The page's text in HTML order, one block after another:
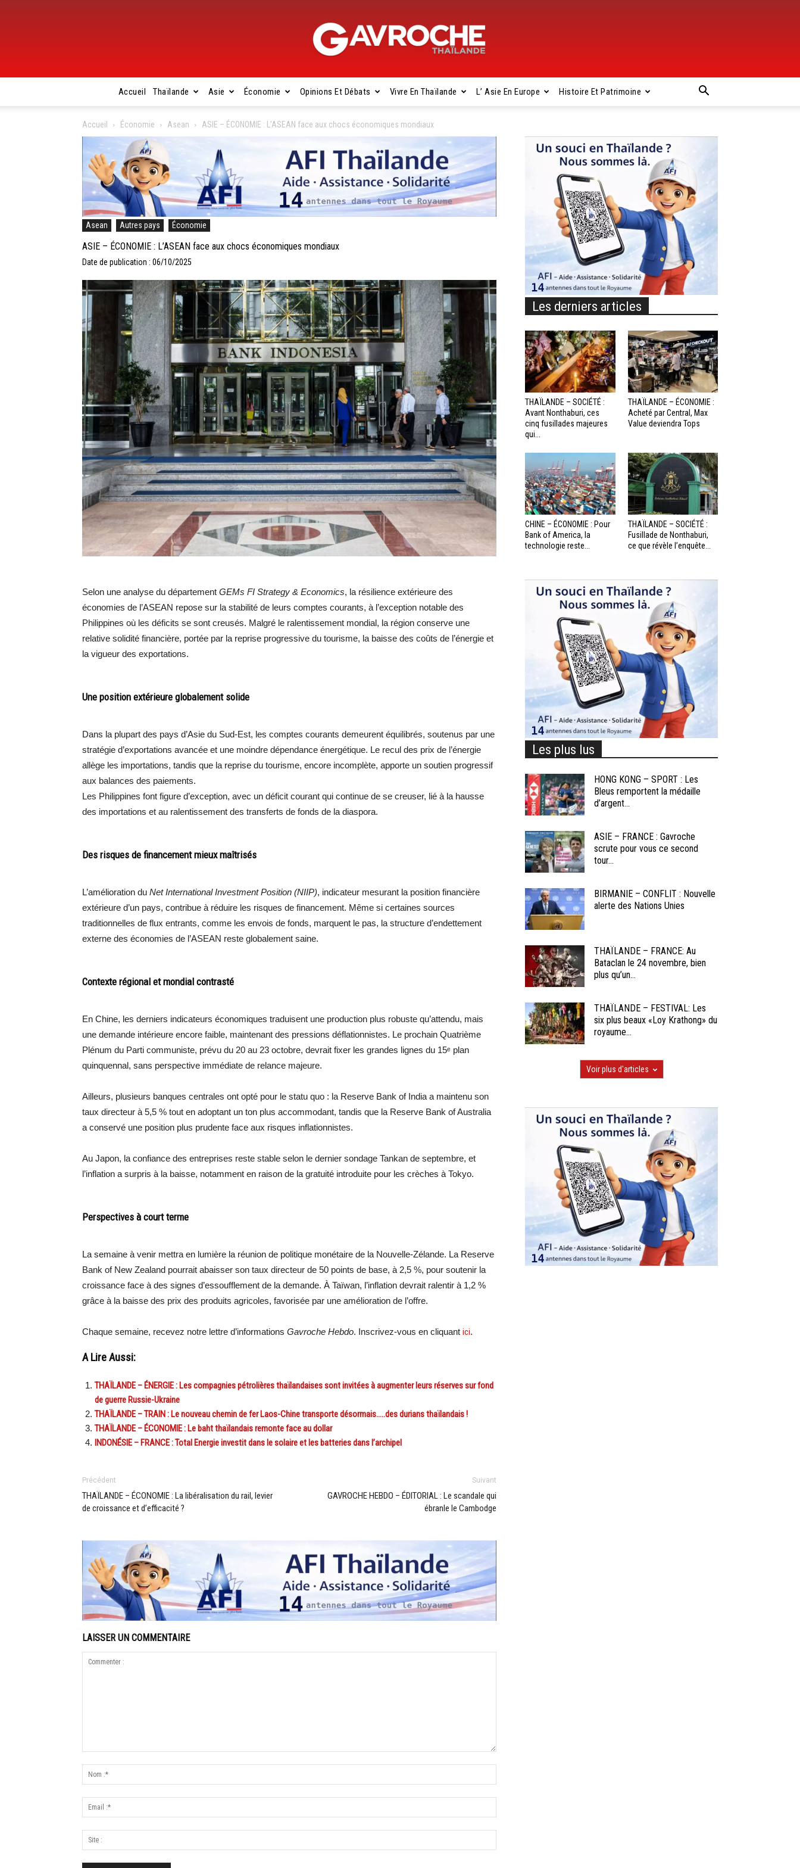
Gavroche
Thaïlande
Accueil Thaïlande Asie Économie Opinions Et Débats Vivre En Thaïlande L’ Asie En Europe Histoire Et Patrimoine
Accueil Économie Asean ASIE – ÉCONOMIE : L’ASEAN face aux chocs économiques mondiaux
Asean Autres pays Économie
ASIE – ÉCONOMIE : L’ASEAN face aux chocs économiques mondiaux
Date de publication : 06/10/2025
Selon une analyse du département GEMs FI Strategy & Economics, la résilience extérieure des
économies de l’ASEAN repose sur la stabilité de leurs comptes courants, à l’exception notable des
Philippines où les déficits se sont creusés. Malgré le ralentissement mondial, la région conserve une
relative solidité financière, portée par la reprise progressive du tourisme, la baisse des coûts de l’énergie et
la vigueur des exportations.
Une position extérieure globalement solide
Dans la plupart des pays d’Asie du Sud-Est, les comptes courants demeurent équilibrés, soutenus par une
stratégie d’exportations avancée et une moindre dépendance énergétique. Le recul des prix de l’énergie
allège les importations, tandis que la reprise du tourisme, encore incomplète, apporte un soutien progressif
aux balances des paiements.
Les Philippines font figure d’exception, avec un déficit courant qui continue de se creuser, lié à la hausse
des importations et au ralentissement des transferts de fonds de la diaspora.
Des risques de financement mieux maîtrisés
L’amélioration du Net International Investment Position (NIIP), indicateur mesurant la position financière
extérieure d’un pays, contribue à réduire les risques de financement. Même si certaines sources
traditionnelles de flux entrants, comme les envois de fonds, marquent le pas, la structure d’endettement
externe des économies de l’ASEAN reste globalement saine.
Contexte régional et mondial contrasté
En Chine, les derniers indicateurs économiques traduisent une production plus robuste qu’attendu, mais
une demande intérieure encore faible, maintenant des pressions déflationnistes. Le prochain Quatrième
Plénum du Parti communiste, prévu du 20 au 23 octobre, devrait fixer les grandes lignes du 15ᵉ plan
quinquennal, sans perspective immédiate de relance majeure.
Ailleurs, plusieurs banques centrales ont opté pour le statu quo : la Reserve Bank of India a maintenu son
taux directeur à 5,5 % tout en adoptant un ton plus accommodant, tandis que la Reserve Bank of Australia
a conservé une position plus prudente face aux risques inflationnistes.
Au Japon, la confiance des entreprises reste stable selon le dernier sondage Tankan de septembre, et
l’inflation a surpris à la baisse, notamment en raison de la gratuité introduite pour les crèches à Tokyo.
Perspectives à court terme
La semaine à venir mettra en lumière la réunion de politique monétaire de la Nouvelle-Zélande. La Reserve
Bank of New Zealand pourrait abaisser son taux directeur de 50 points de base, à 2,5 %, pour soutenir la
croissance face à des signes d’essoufflement de la demande. À Taïwan, l’inflation devrait ralentir à 1,2 %
grâce à la baisse des prix des produits agricoles, favorisée par une amélioration de l’offre.
Chaque semaine, recevez notre lettre d’informations Gavroche Hebdo. Inscrivez-vous en cliquant ici.
A Lire Aussi:
THAÏLANDE – ÉNERGIE : Les compagnies pétrolières thaïlandaises sont invitées à augmenter leurs réserves sur fond
de guerre Russie-Ukraine
THAÏLANDE – TRAIN : Le nouveau chemin de fer Laos-Chine transporte désormais…..des durians thaïlandais !
THAÏLANDE – ÉCONOMIE : Le baht thaïlandais remonte face au dollar
INDONÉSIE – FRANCE : Total Energie investit dans le solaire et les batteries dans l’archipel
Précédent
THAÏLANDE – ÉCONOMIE : La libéralisation du rail, levier
de croissance et d’efficacité ?
Suivant
GAVROCHE HEBDO – ÉDITORIAL : Le scandale qui
ébranle le Cambodge
LAISSER UN COMMENTAIRE
Les derniers articles
THAÏLANDE – SOCIÉTÉ :
Avant Nonthaburi, ces
cinq fusillades majeures
qui...
THAÏLANDE – ÉCONOMIE :
Acheté par Central, Max
Value deviendra Tops
CHINE – ÉCONOMIE : Pour
Bank of America, la
technologie reste...
THAÏLANDE – SOCIÉTÉ :
Fusillade de Nonthaburi,
ce que révèle l’enquête...
Les plus lus
HONG KONG – SPORT : Les
Bleus remportent la médaille
d’argent...
ASIE – FRANCE : Gavroche
scrute pour vous ce second
tour...
BIRMANIE – CONFLIT : Nouvelle
alerte des Nations Unies
THAÏLANDE – FRANCE: Au
Bataclan le 24 novembre, bien
plus qu’un...
THAÏLANDE – FESTIVAL: Les
six plus beaux «Loy Krathong» du
royaume...
Voir plus d'articles